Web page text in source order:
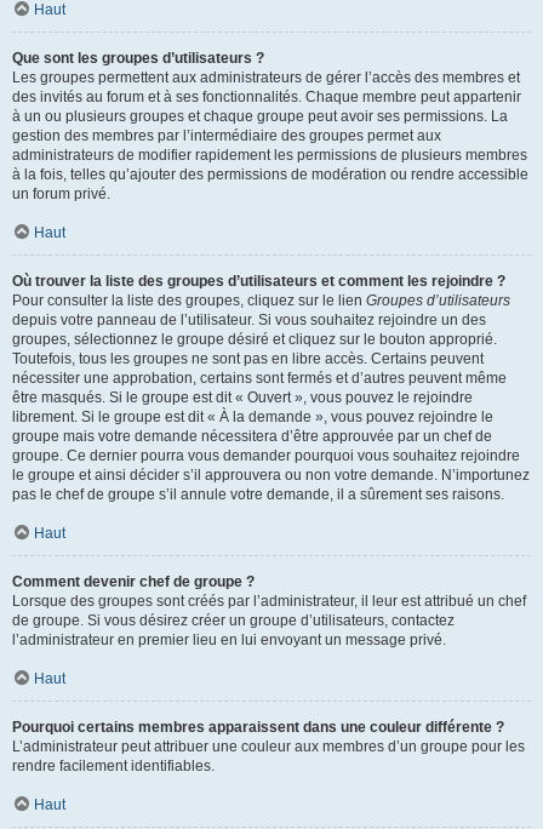
Haut
Que sont les groupes d’utilisateurs ?
Les groupes permettent aux administrateurs de gérer l’accès des membres et
des invités au forum et à ses fonctionnalités. Chaque membre peut appartenir
à un ou plusieurs groupes et chaque groupe peut avoir ses permissions. La
gestion des membres par l’intermédiaire des groupes permet aux
administrateurs de modifier rapidement les permissions de plusieurs membres
à la fois, telles qu’ajouter des permissions de modération ou rendre accessible
un forum privé.
Haut
Où trouver la liste des groupes d’utilisateurs et comment les rejoindre ?
Pour consulter la liste des groupes, cliquez sur le lien Groupes d’utilisateurs
depuis votre panneau de l’utilisateur. Si vous souhaitez rejoindre un des
groupes, sélectionnez le groupe désiré et cliquez sur le bouton approprié.
Toutefois, tous les groupes ne sont pas en libre accès. Certains peuvent
nécessiter une approbation, certains sont fermés et d’autres peuvent même
être masqués. Si le groupe est dit « Ouvert », vous pouvez le rejoindre
librement. Si le groupe est dit « À la demande », vous pouvez rejoindre le
groupe mais votre demande nécessitera d’être approuvée par un chef de
groupe. Ce dernier pourra vous demander pourquoi vous souhaitez rejoindre
le groupe et ainsi décider s’il approuvera ou non votre demande. N’importunez
pas le chef de groupe s’il annule votre demande, il a sûrement ses raisons.
Haut
Comment devenir chef de groupe ?
Lorsque des groupes sont créés par l’administrateur, il leur est attribué un chef
de groupe. Si vous désirez créer un groupe d’utilisateurs, contactez
l’administrateur en premier lieu en lui envoyant un message privé.
Haut
Pourquoi certains membres apparaissent dans une couleur différente ?
L’administrateur peut attribuer une couleur aux membres d’un groupe pour les
rendre facilement identifiables.
Haut